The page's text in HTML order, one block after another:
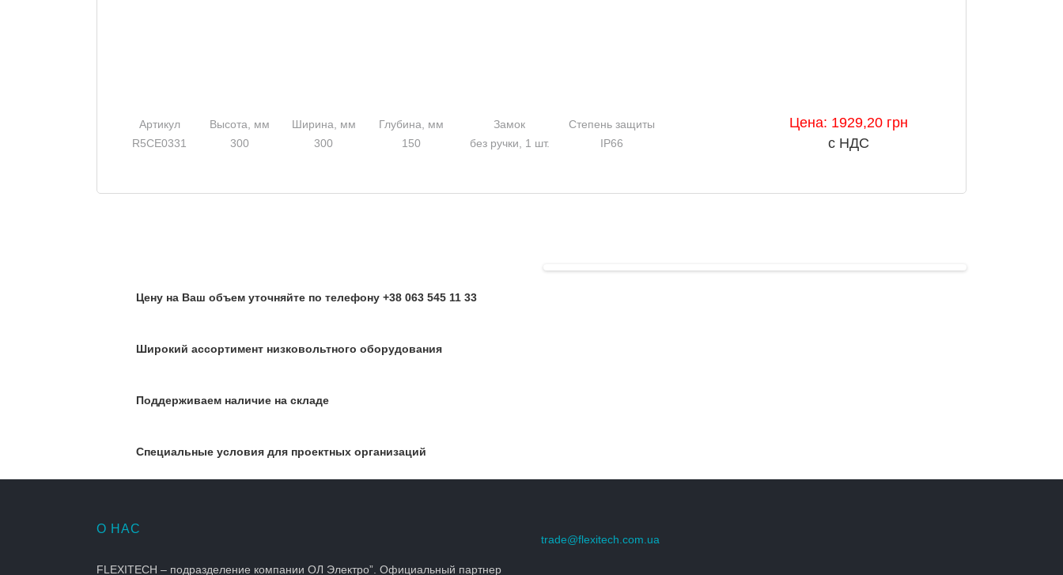
Артикул Высота, мм Ширина, мм Глубина, мм Замок
Степень защиты
R5CE0331
300 300 150 без ручки, 1 шт. IP66
Цена: 1929,20 грн
с НДС
Цену на Ваш объем уточняйте по телефону +38 063 545 11 33
Широкий ассортимент низковольтного оборудования
Поддерживаем наличие на складе
Специальные условия для проектных организаций
О НАС
FLEXITECH – подразделение компании ОЛ Электро”. Официальный партнер
trade@flexitech.com.ua